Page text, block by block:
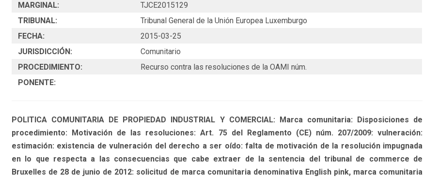
MARGINAL:
TJCE2015129
TRIBUNAL:
Tribunal General de la Unión Europea Luxemburgo
FECHA:
2015-03-25
JURISDICCIÓN:
Comunitario
PROCEDIMIENTO:
Recurso contra las resoluciones de la OAMI núm.
PONENTE:
POLITICA COMUNITARIA DE PROPIEDAD INDUSTRIAL Y COMERCIAL: Marca comunitaria: Disposiciones de
procedimiento: Motivación de las resoluciones: Art. 75 del Reglamento (CE) núm. 207/2009: vulneración:
estimación: existencia de vulneración del derecho a ser oído: falta de motivación de la resolución impugnada
en lo que respecta a las consecuencias que cabe extraer de la sentencia del tribunal de commerce de
Bruxelles de 28 de junio de 2012: solicitud de marca comunitaria denominativa English pink, marca comunitaria